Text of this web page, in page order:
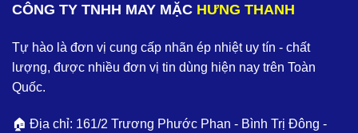
CÔNG TY TNHH MAY MẶC HƯNG THANH
Tự hào là đơn vị cung cấp nhãn ép nhiệt uy tín - chất
lượng, được nhiều đơn vị tin dùng hiện nay trên Toàn
Quốc.
🏠 Địa chỉ: 161/2 Trương Phước Phan - Bình Trị Đông -